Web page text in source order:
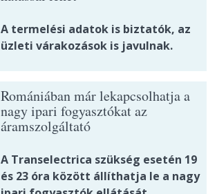
A termelési adatok is biztatók, az
üzleti várakozások is javulnak.
Romániában már lekapcsolhatja a
nagy ipari fogyasztókat az
áramszolgáltató
A Transelectrica szükség esetén 19
és 23 óra között állíthatja le a nagy